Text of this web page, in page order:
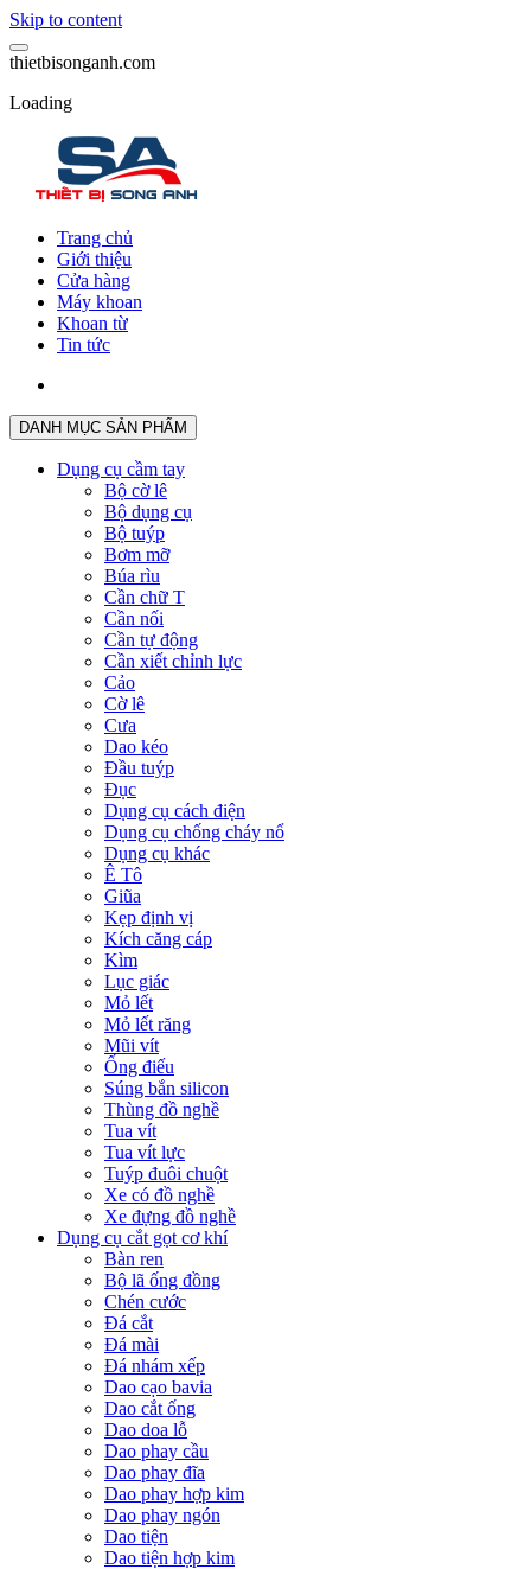
Skip to content
thietbisonganh.com
Loading
Trang chủ
Giới thiệu
Cửa hàng
Máy khoan
Khoan từ
Tin tức
DANH MỤC SẢN PHẨM
Dụng cụ cầm tay
Bộ cờ lê
Bộ dụng cụ
Bộ tuýp
Bơm mỡ
Búa rìu
Cần chữ T
Cần nối
Cần tự động
Cần xiết chỉnh lực
Cảo
Cờ lê
Cưa
Dao kéo
Đầu tuýp
Đục
Dụng cụ cách điện
Dụng cụ chống cháy nổ
Dụng cụ khác
Ê Tô
Giũa
Kẹp định vị
Kích căng cáp
Kìm
Lục giác
Mỏ lết
Mỏ lết răng
Mũi vít
Ống điếu
Súng bắn silicon
Thùng đồ nghề
Tua vít
Tua vít lực
Tuýp đuôi chuột
Xe có đồ nghề
Xe đựng đồ nghề
Dụng cụ cắt gọt cơ khí
Bàn ren
Bộ lã ống đồng
Chén cước
Đá cắt
Đá mài
Đá nhám xếp
Dao cạo bavia
Dao cắt ống
Dao doa lỗ
Dao phay cầu
Dao phay đĩa
Dao phay hợp kim
Dao phay ngón
Dao tiện
Dao tiện hợp kim